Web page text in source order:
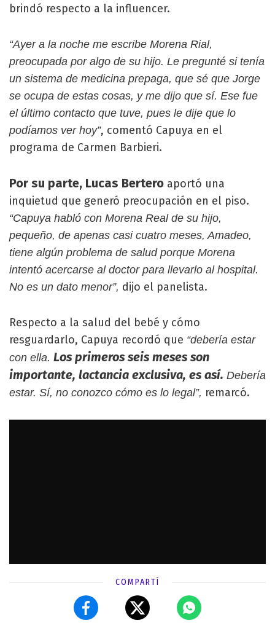
brindó respecto a la influencer.
“Ayer a la noche me escribe Morena Rial,
preocupada por algo de su hijo. Le pregunté si tenía
un sistema de medicina prepaga, que sé que Jorge
se ocupa de estas cosas, y me dijo que sí. Ese fue
el último contacto que tuve, pues le dije que lo
podíamos ver hoy”, comentó Capuya en el
programa de Carmen Barbieri.
Por su parte, Lucas Bertero aportó una
inquietud que generó preocupación en el piso.
“Capuya habló con Morena Real de su hijo,
pequeño, de apenas casi cuatro meses, Amadeo,
tiene algún problema de salud porque Morena
intentó acercarse al doctor para llevarlo al hospital.
No es un dato menor”, dijo el panelista.
Respecto a la salud del bebé y cómo
resguardarlo, Capuya recordó que “debería estar
con ella. Los primeros seis meses son
importante, lactancia exclusiva, es así. Debería
estar. Sí, no conozco cómo es lo legal”, remarcó.
COMPARTÍ